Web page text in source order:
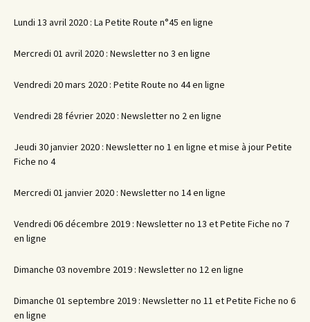
Lundi 13 avril 2020 : La Petite Route n°45 en ligne
Mercredi 01 avril 2020 : Newsletter no 3 en ligne
Vendredi 20 mars 2020 : Petite Route no 44 en ligne
Vendredi 28 février 2020 : Newsletter no 2 en ligne
Jeudi 30 janvier 2020 : Newsletter no 1 en ligne et mise à jour Petite
Fiche no 4
Mercredi 01 janvier 2020 : Newsletter no 14 en ligne
Vendredi 06 décembre 2019 : Newsletter no 13 et Petite Fiche no 7
en ligne
Dimanche 03 novembre 2019 : Newsletter no 12 en ligne
Dimanche 01 septembre 2019 : Newsletter no 11 et Petite Fiche no 6
en ligne